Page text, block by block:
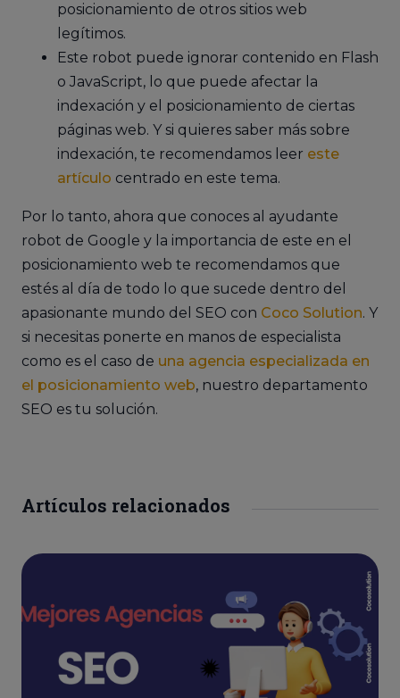
posicionamiento de otros sitios web
legítimos.
Este robot puede ignorar contenido en Flash
o JavaScript, lo que puede afectar la
indexación y el posicionamiento de ciertas
páginas web. Y si quieres saber más sobre
indexación, te recomendamos leer este
artículo centrado en este tema.
Por lo tanto, ahora que conoces al ayudante
robot de Google y la importancia de este en el
posicionamiento web te recomendamos que
estés al día de todo lo que sucede dentro del
apasionante mundo del SEO con Coco Solution. Y
si necesitas ponerte en manos de especialista
como es el caso de una agencia especializada en
el posicionamiento web, nuestro departamento
SEO es tu solución.
Artículos relacionados